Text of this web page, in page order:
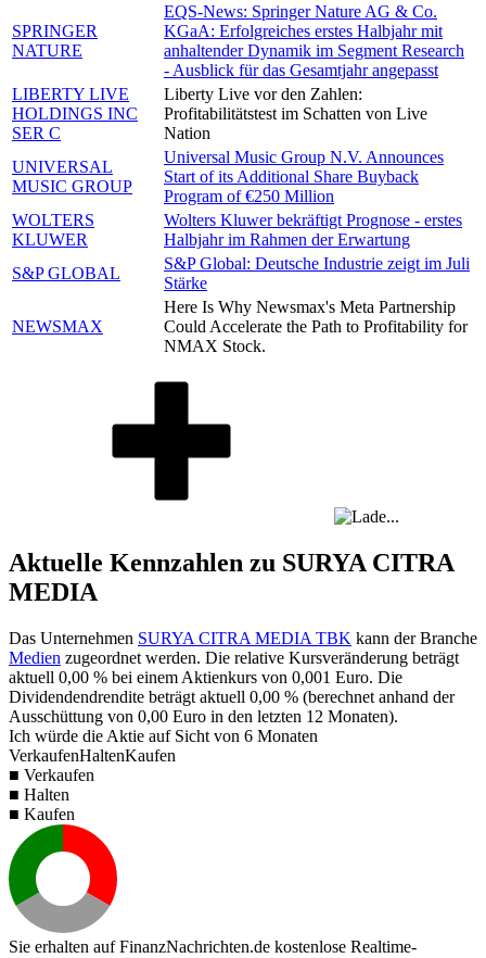
SPRINGER
NATURE
EQS-News: Springer Nature AG & Co.
KGaA: Erfolgreiches erstes Halbjahr mit
anhaltender Dynamik im Segment Research
- Ausblick für das Gesamtjahr angepasst
LIBERTY LIVE
HOLDINGS INC
SER C
Liberty Live vor den Zahlen:
Profitabilitätstest im Schatten von Live
Nation
UNIVERSAL
MUSIC GROUP
Universal Music Group N.V. Announces
Start of its Additional Share Buyback
Program of €250 Million
WOLTERS
KLUWER
Wolters Kluwer bekräftigt Prognose - erstes
Halbjahr im Rahmen der Erwartung
S&P GLOBAL
S&P Global: Deutsche Industrie zeigt im Juli
Stärke
NEWSMAX
Here Is Why Newsmax's Meta Partnership
Could Accelerate the Path to Profitability for
NMAX Stock.
Aktuelle Kennzahlen zu SURYA CITRA
MEDIA
Das Unternehmen SURYA CITRA MEDIA TBK kann der Branche
Medien zugeordnet werden. Die relative Kursveränderung beträgt
aktuell 0,00 % bei einem Aktienkurs von 0,001 Euro. Die
Dividendendrendite beträgt aktuell 0,00 % (berechnet anhand der
Ausschüttung von 0,00 Euro in den letzten 12 Monaten).
Ich würde die Aktie auf Sicht von 6 Monaten
VerkaufenHaltenKaufen
■ Verkaufen
■ Halten
■ Kaufen
Sie erhalten auf FinanzNachrichten.de kostenlose Realtime-